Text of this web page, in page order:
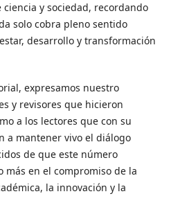
y sociedad, recordando
solo cobra pleno sentido
desarrollo y transformación
expresamos nuestro
y revisores que hicieron
a los lectores que con su
a mantener vivo el diálogo
de que este número
más en el compromiso de la
la innovación y la